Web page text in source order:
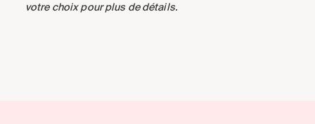
votre choix pour plus de détails.